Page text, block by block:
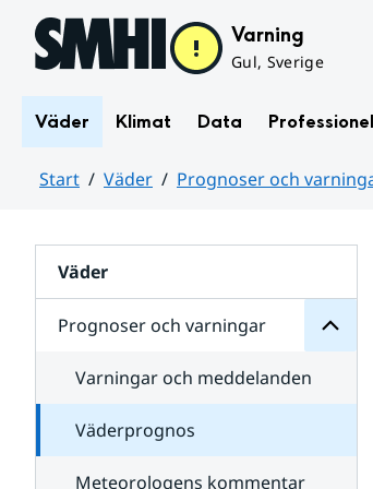
Hoppa till sidans innehåll Varning
Gul, Sverige
Väder Klimat Data
Start Väder Prognoser och
Väder
Prognoser och varningar
för
varningar
Varningar och meddelanden
Väderprognos
Meteorologens kommentar